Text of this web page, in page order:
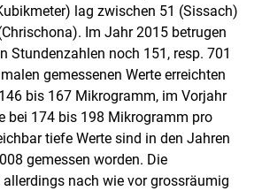
lag zwischen 51 (Sissach)
Im Jahr 2015 betrugen
Stundenzahlen noch 151, resp. 701
gemessenen Werte erreichten
bis 167 Mikrogramm, im Vorjahr
bei 174 bis 198 Mikrogramm pro
tiefe Werte sind in den Jahren
gemessen worden. Die
nach wie vor grossräumig